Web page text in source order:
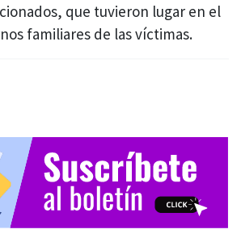
que tuvieron lugar en el
familiares de las víctimas.